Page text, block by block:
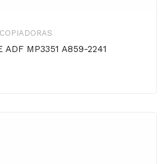
ADF MP3351 A859-2241